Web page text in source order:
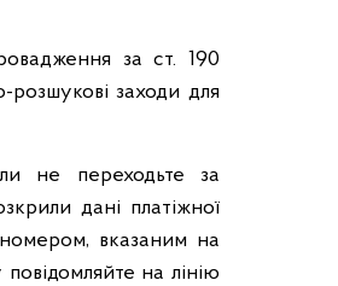
за ст. 190
заходи для
не переходьте за
дані платіжної
вказаним на
на лінію